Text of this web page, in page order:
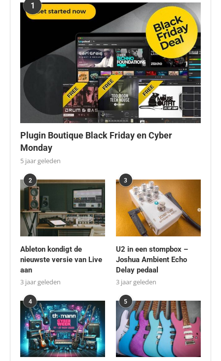
1
Plugin Boutique Black Friday en Cyber
Monday
5 jaar geleden
2
Ableton kondigt de
nieuwste versie van Live
aan
3 jaar geleden
3
U2 in een stompbox –
Joshua Ambient Echo
Delay pedaal
3 jaar geleden
4 5